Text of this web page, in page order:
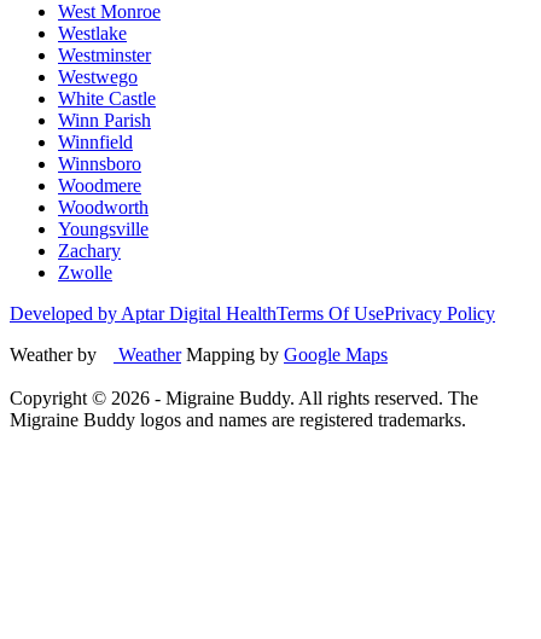
West Monroe
Westlake
Westminster
Westwego
White Castle
Winn Parish
Winnfield
Winnsboro
Woodmere
Woodworth
Youngsville
Zachary
Zwolle
Developed by Aptar Digital HealthTerms Of UsePrivacy Policy
Weather by
WeatherMapping by Google Maps
Copyright © 2026 - Migraine Buddy. All rights reserved. The
Migraine Buddy logos and names are registered trademarks.